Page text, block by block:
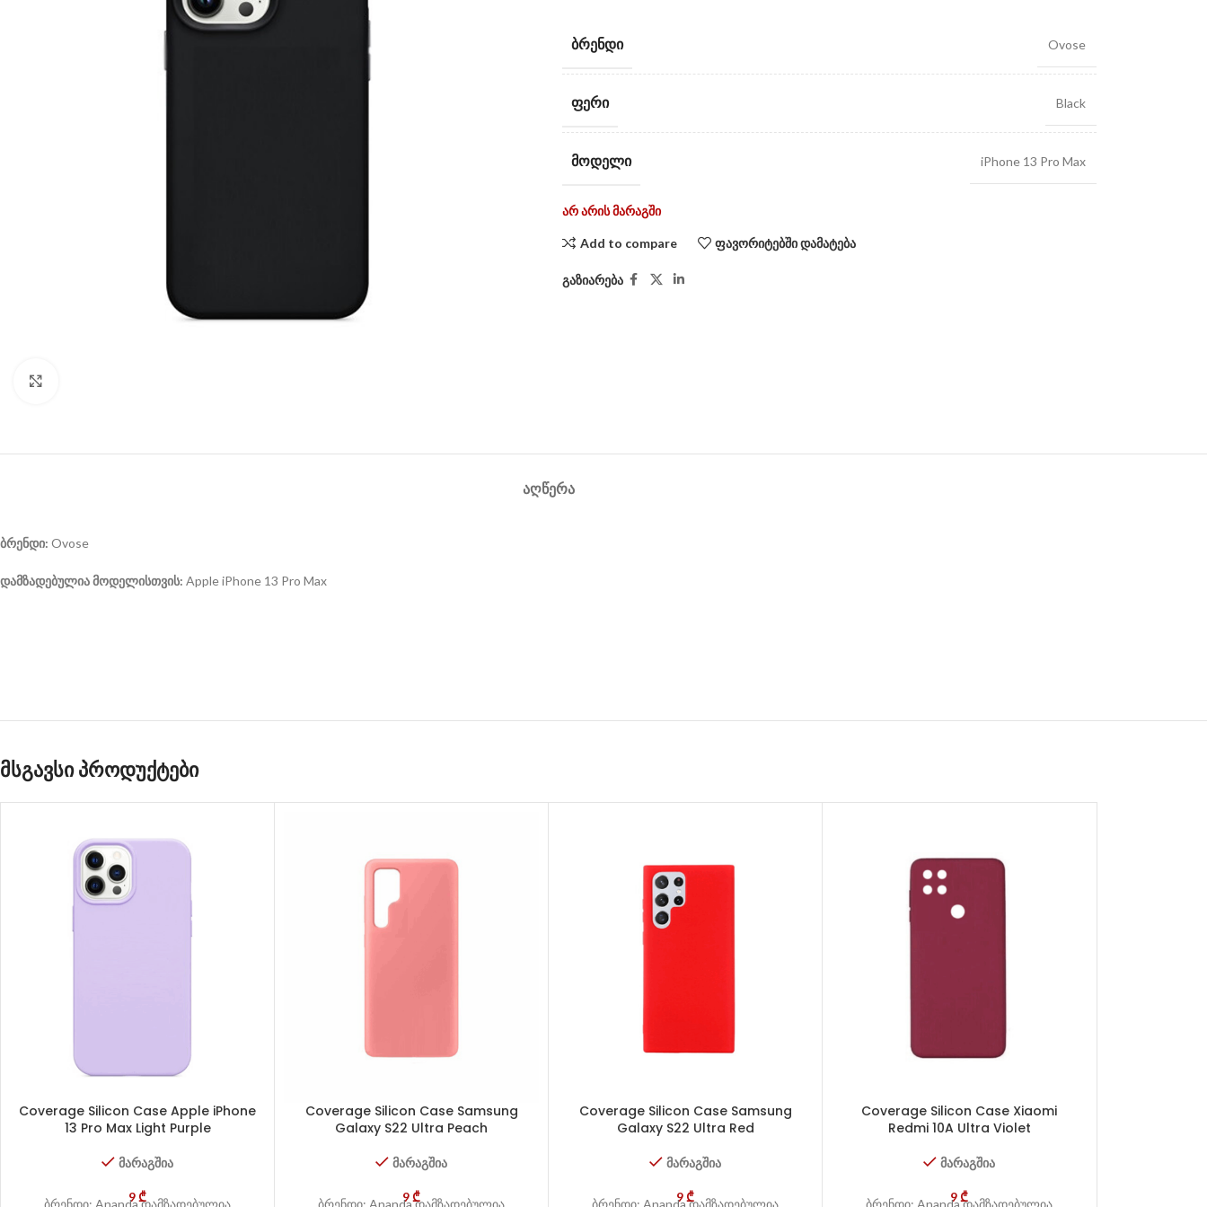
ᲑᲠᲔᲜᲓᲘ Ovose
ᲤᲔᲠᲘ Black
ᲛᲝᲓᲔᲚᲘ iPhone 13 Pro Max
არ არის მარაგში
Add to compare ფავორიტებში დამატება
გაზიარება
ᲐᲦᲬᲔᲠᲐ
ბრენდი: Ovose
დამზადებულია მოდელისთვის: Apple iPhone 13 Pro Max
მსგავსი პროდუქტები
Coverage Silicon Case Apple iPhone
13 Pro Max Light Purple
მარაგშია
9₾
ბრენდი: Ananda დამზადებულია
Coverage Silicon Case Samsung
Galaxy S22 Ultra Peach
მარაგშია
9₾
ბრენდი: Ananda დამზადებულია
Coverage Silicon Case Samsung
Galaxy S22 Ultra Red
მარაგშია
9₾
ბრენდი: Ananda დამზადებულია
Coverage Silicon Case Xiaomi
Redmi 10A Ultra Violet
მარაგშია
9₾
ბრენდი: Ananda დამზადებულია